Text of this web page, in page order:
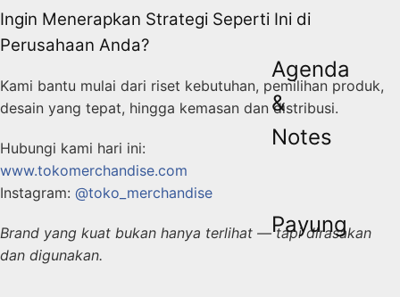
Agenda
&
Notes
Payung
Ingin Menerapkan Strategi Seperti Ini di
Perusahaan Anda?
Kami bantu mulai dari riset kebutuhan, pemilihan produk,
desain yang tepat, hingga kemasan dan distribusi.
Hubungi kami hari ini:
www.tokomerchandise.com
Instagram: @toko_merchandise
Brand yang kuat bukan hanya terlihat — tapi dirasakan
dan digunakan.